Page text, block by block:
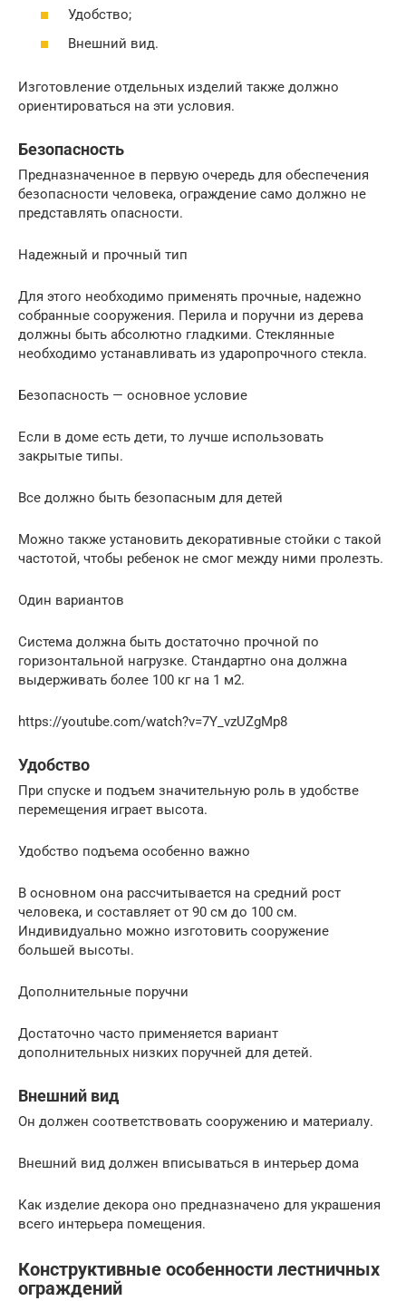
Удобство;
Внешний вид.
Изготовление отдельных изделий также должно
ориентироваться на эти условия.
Безопасность
Предназначенное в первую очередь для обеспечения
безопасности человека, ограждение само должно не
представлять опасности.
Надежный и прочный тип
Для этого необходимо применять прочные, надежно
собранные сооружения. Перила и поручни из дерева
должны быть абсолютно гладкими. Стеклянные
необходимо устанавливать из ударопрочного стекла.
Безопасность — основное условие
Если в доме есть дети, то лучше использовать
закрытые типы.
Все должно быть безопасным для детей
Можно также установить декоративные стойки с такой
частотой, чтобы ребенок не смог между ними пролезть.
Один вариантов
Система должна быть достаточно прочной по
горизонтальной нагрузке. Стандартно она должна
выдерживать более 100 кг на 1 м2.
https://youtube.com/watch?v=7Y_vzUZgMp8
Удобство
При спуске и подъем значительную роль в удобстве
перемещения играет высота.
Удобство подъема особенно важно
В основном она рассчитывается на средний рост
человека, и составляет от 90 см до 100 см.
Индивидуально можно изготовить сооружение
большей высоты.
Дополнительные поручни
Достаточно часто применяется вариант
дополнительных низких поручней для детей.
Внешний вид
Он должен соответствовать сооружению и материалу.
Внешний вид должен вписываться в интерьер дома
Как изделие декора оно предназначено для украшения
всего интерьера помещения.
Конструктивные особенности лестничных
ограждений